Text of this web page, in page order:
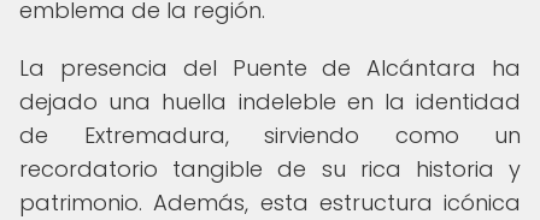
emblema de la región.
La presencia del Puente de Alcántara ha
dejado una huella indeleble en la identidad
de Extremadura, sirviendo como un
recordatorio tangible de su rica historia y
patrimonio. Además, esta estructura icónica